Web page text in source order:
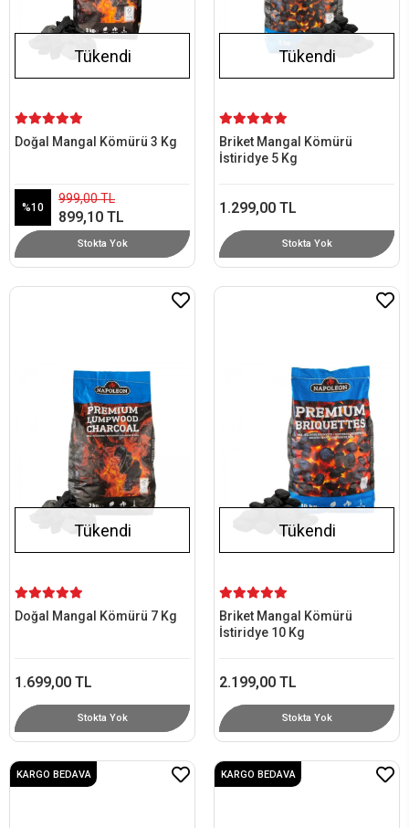
Tükendi
Doğal Mangal Kömürü 3 Kg
%10
999,00 TL
899,10 TL
Stokta Yok
Tükendi
Briket Mangal Kömürü
İstiridye 5 Kg
1.299,00 TL
Stokta Yok
Tükendi
Doğal Mangal Kömürü 7 Kg
1.699,00 TL
Stokta Yok
Tükendi
Briket Mangal Kömürü
İstiridye 10 Kg
2.199,00 TL
Stokta Yok
KARGO BEDAVA KARGO BEDAVA